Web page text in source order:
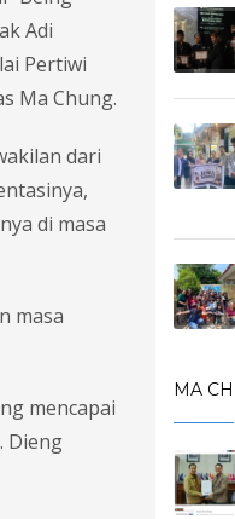
Adi
Pertiwi
Ma Chung.
dari
di masa
masa
mencapai
Dieng
MA